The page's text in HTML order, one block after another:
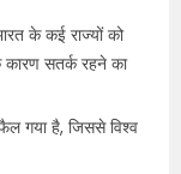
के कई राज्यों को
सतर्क रहने का
गया है, जिससे विश्व